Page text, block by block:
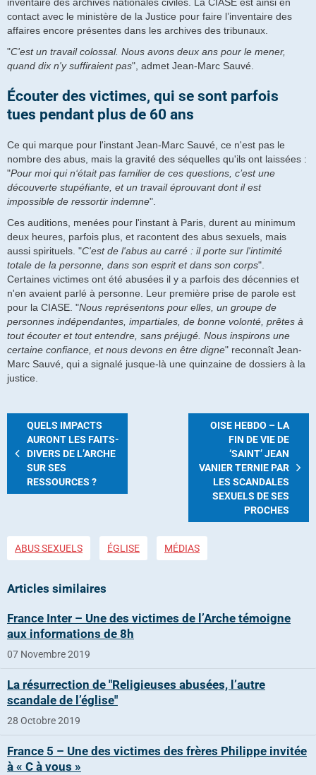
contact avec le ministère de la Justice pour faire l’inventaire des
affaires encore présentes dans les archives des tribunaux.
"C'est un travail colossal. Nous avons deux ans pour le mener,
quand dix n'y suffiraient pas", admet Jean-Marc Sauvé.
Écouter des victimes, qui se sont parfois
tues pendant plus de 60 ans
Ce qui marque pour l'instant Jean-Marc Sauvé, ce n'est pas le
nombre des abus, mais la gravité des séquelles qu'ils ont laissées :
"Pour moi qui n‘était pas familier de ces questions, c’est une
découverte stupéfiante, et un travail éprouvant dont il est
impossible de ressortir indemne".
Ces auditions, menées pour l'instant à Paris, durent au minimum
deux heures, parfois plus, et racontent des abus sexuels, mais
aussi spirituels. "C'est de l'abus au carré : il porte sur l'intimité
totale de la personne, dans son esprit et dans son corps".
Certaines victimes ont été abusées il y a parfois des décennies et
n'en avaient parlé à personne. Leur première prise de parole est
pour la CIASE. "Nous représentons pour elles, un groupe de
personnes indépendantes, impartiales, de bonne volonté, prêtes à
tout écouter et tout entendre, sans préjugé. Nous inspirons une
certaine confiance, et nous devons en être digne" reconnaît Jean-
Marc Sauvé, qui a signalé jusque-là une quinzaine de dossiers à la
justice.
QUELS IMPACTS
AURONT LES FAITS-
DIVERS DE L’ARCHE
SUR SES
RESSOURCES ?
OISE HEBDO – LA
FIN DE VIE DE
‘SAINT’ JEAN
VANIER TERNIE PAR
LES SCANDALES
SEXUELS DE SES
PROCHES
ABUS SEXUELS ÉGLISE MÉDIAS
Articles similaires
France Inter – Une des victimes de l’Arche témoigne
aux informations de 8h
07 Novembre 2019
La résurrection de "Religieuses abusées, l’autre
scandale de l’église"
28 Octobre 2019
France 5 – Une des victimes des frères Philippe invitée
à « C à vous »